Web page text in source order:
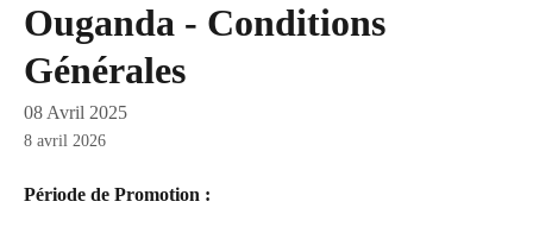
Ouganda - Conditions
Générales
08 Avril 2025
8 avril 2026
Période de Promotion :